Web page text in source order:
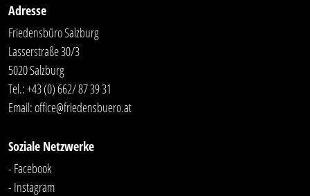
Adresse
Friedensbüro Salzburg
Lasserstraße 30/3
5020 Salzburg
Tel.:+43 (0) 662/ 87 39 31
Email:office@friedensbuero.at
Soziale Netzwerke
- Facebook
- Instagram